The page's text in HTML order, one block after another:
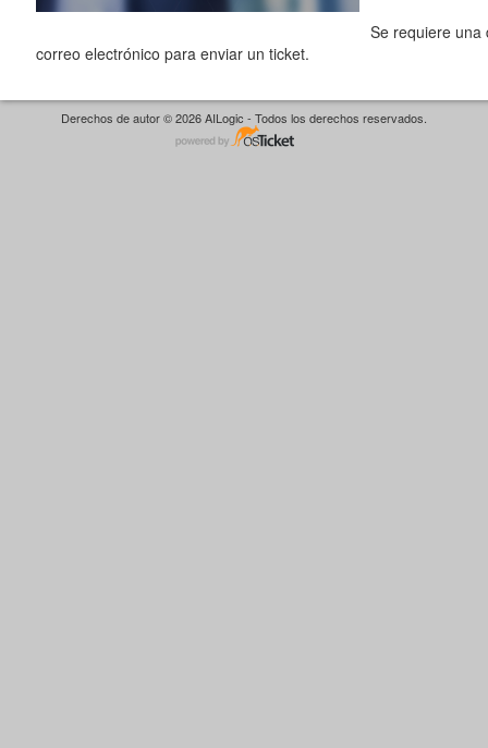
Se requiere una
correo electrónico para enviar un ticket.
Derechos de autor © 2026 AILogic - Todos los derechos reservados.